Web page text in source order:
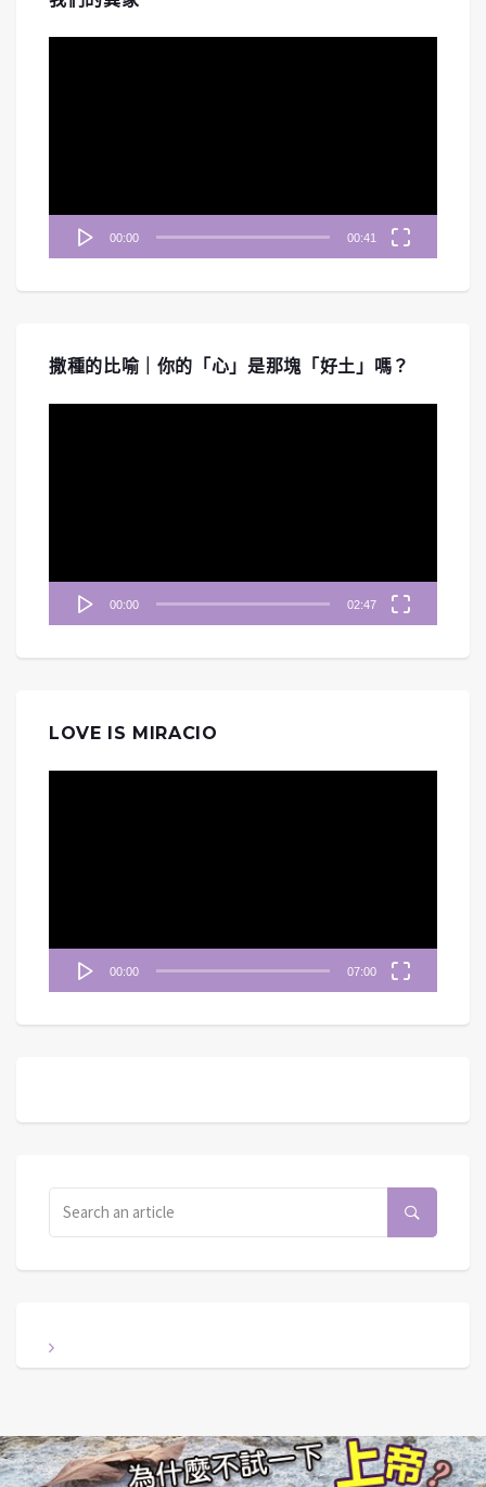
00:00 00:41
撒種的比喻｜你的「心」是那塊「好土」嗎？
00:00 02:47
LOVE IS MIRACIO
00:00 07:00